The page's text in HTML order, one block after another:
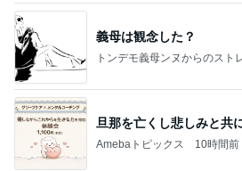
義母は観念した？
トンデモ義母ンヌからのスト
旦那を亡くし悲しみと共
Amebaトピックス 10時間前